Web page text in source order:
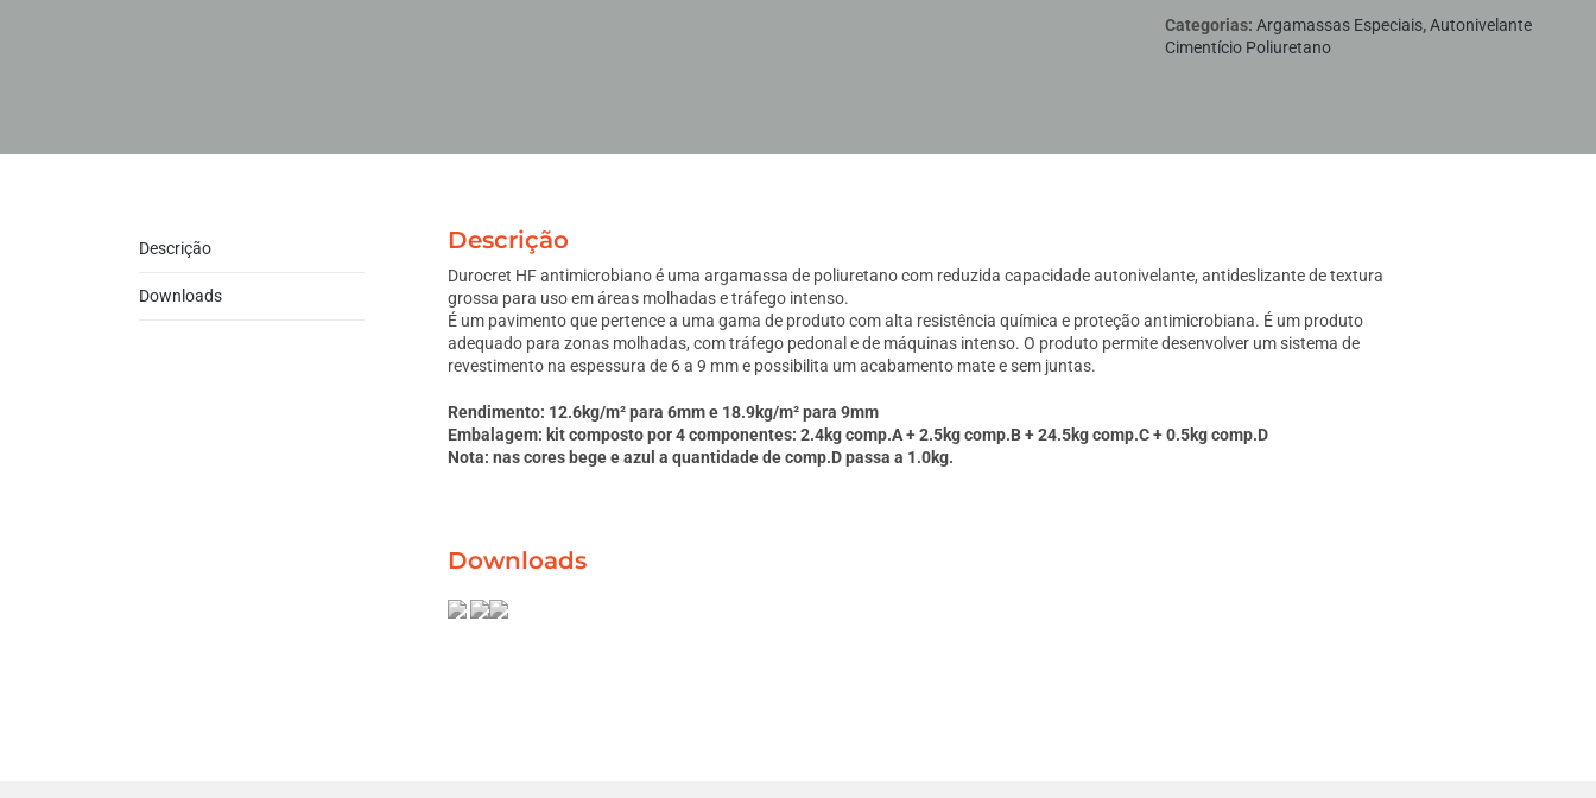
Categorias: Argamassas Especiais,Autonivelante
Cimentício Poliuretano
Descrição
Downloads
Descrição
Durocret HF antimicrobiano é uma argamassa de poliuretano com reduzida capacidade autonivelante, antideslizante de textura
grossa para uso em áreas molhadas e tráfego intenso.
É um pavimento que pertence a uma gama de produto com alta resistência química e proteção antimicrobiana. É um produto
adequado para zonas molhadas, com tráfego pedonal e de máquinas intenso. O produto permite desenvolver um sistema de
revestimento na espessura de 6 a 9 mm e possibilita um acabamento mate e sem juntas.
Rendimento: 12.6kg/m² para 6mm e 18.9kg/m² para 9mm
Embalagem: kit composto por 4 componentes: 2.4kg comp.A + 2.5kg comp.B + 24.5kg comp.C + 0.5kg comp.D
Nota: nas cores bege e azul a quantidade de comp.D passa a 1.0kg.
Downloads